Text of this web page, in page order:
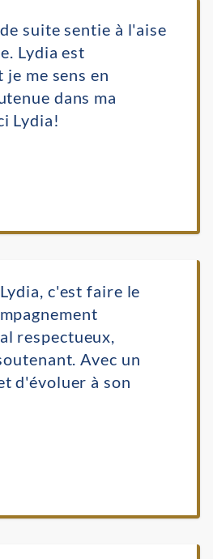
suite sentie à l'aise
Lydia est
me sens en
dans ma
Lydia!
c'est faire le
respectueux,
Avec un
d'évoluer à son